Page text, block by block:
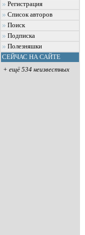
Регистрация
Список авторов
Поиск
Подписка
Полезняшки
СЕЙЧАС НА САЙТЕ
+ ещё 534 неизвестных